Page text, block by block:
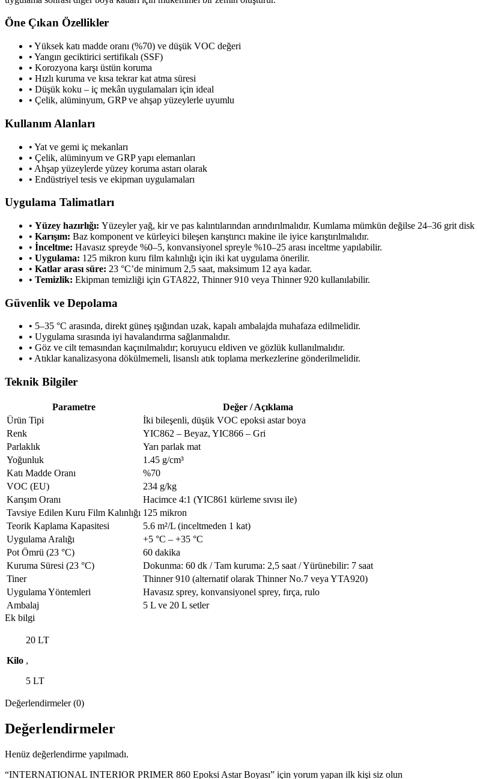
Öne Çıkan Özellikler
• Yüksek katı madde oranı (%70) ve düşük VOC değeri
• Yangın geciktirici sertifikalı (SSF)
• Korozyona karşı üstün koruma
• Hızlı kuruma ve kısa tekrar kat atma süresi
• Düşük koku – iç mekân uygulamaları için ideal
• Çelik, alüminyum, GRP ve ahşap yüzeylerle uyumlu
Kullanım Alanları
• Yat ve gemi iç mekanları
• Çelik, alüminyum ve GRP yapı elemanları
• Ahşap yüzeylerde yüzey koruma astarı olarak
• Endüstriyel tesis ve ekipman uygulamaları
Uygulama Talimatları
• Yüzey hazırlığı: Yüzeyler yağ, kir ve pas kalıntılarından arındırılmalıdır. Kumlama mümkün değilse 24–36 grit disk
• Karışım: Baz komponent ve kürleyici bileşen karıştırıcı makine ile iyice karıştırılmalıdır.
• İnceltme: Havasız spreyde %0–5, konvansiyonel spreyle %10–25 arası inceltme yapılabilir.
• Uygulama: 125 mikron kuru film kalınlığı için iki kat uygulama önerilir.
• Katlar arası süre: 23 °C’de minimum 2,5 saat, maksimum 12 aya kadar.
• Temizlik: Ekipman temizliği için GTA822, Thinner 910 veya Thinner 920 kullanılabilir.
Güvenlik ve Depolama
• 5–35 °C arasında, direkt güneş ışığından uzak, kapalı ambalajda muhafaza edilmelidir.
• Uygulama sırasında iyi havalandırma sağlanmalıdır.
• Göz ve cilt temasından kaçınılmalıdır; koruyucu eldiven ve gözlük kullanılmalıdır.
• Atıklar kanalizasyona dökülmemeli, lisanslı atık toplama merkezlerine gönderilmelidir.
Teknik Bilgiler
Parametre
Değer / Açıklama
Ürün Tipi
İki bileşenli, düşük VOC epoksi astar boya
Renk
YIC862 – Beyaz, YIC866 – Gri
Parlaklık
Yarı parlak mat
Yoğunluk
1.45 g/cm³
Katı Madde Oranı
%70
VOC (EU)
234 g/kg
Karışım Oranı
Hacimce 4:1 (YIC861 kürleme sıvısı ile)
Tavsiye Edilen Kuru Film Kalınlığı 125 mikron
Teorik Kaplama Kapasitesi
5.6 m²/L (inceltmeden 1 kat)
Uygulama Aralığı
+5 °C – +35 °C
Pot Ömrü (23 °C)
60 dakika
Kuruma Süresi (23 °C)
Dokunma: 60 dk / Tam kuruma: 2,5 saat / Yürünebilir: 7 saat
Tiner
Thinner 910 (alternatif olarak Thinner No.7 veya YTA920)
Uygulama Yöntemleri
Havasız sprey, konvansiyonel sprey, fırça, rulo
Ambalaj
5 L ve 20 L setler
Ek bilgi
Kilo
20 LT
,
5 LT
Değerlendirmeler (0)
Değerlendirmeler
Henüz değerlendirme yapılmadı.
“INTERNATIONAL INTERIOR PRIMER 860 Epoksi Astar Boyası” için yorum yapan ilk kişi siz olun